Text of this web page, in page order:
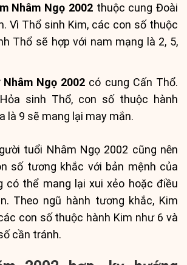
Nhâm Ngọ 2002thuộc cung Đoài
Vì Thổ sinh Kim, các con số thuộc
Thổ sẽ hợp với nam mạng là 2, 5,
Nhâm Ngọ 2002 có cung Cấn Thổ.
sinh Thổ, con số thuộc hành
là 9 sẽ mang lại may mắn.
tuổi Nhâm Ngọ 2002 cũng nên
số tương khắc với bản mệnh của
có thể mang lại xui xẻo hoặc điều
Theo ngũ hành tương khắc, Kim
con số thuộc hành Kim như 6 và
cần tránh.